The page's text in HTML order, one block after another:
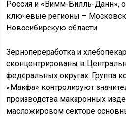
Россия и «Вимм-Билль-Данн»,
ключевые регионы –
Новосибирскую области.
Зернопереработка и
сконцентрированы в
федеральных округах. Группа
«Макфа» контролируют
производства макаронных
масложировом секторе